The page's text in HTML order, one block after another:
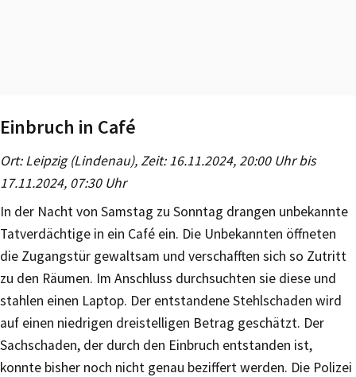
Einbruch in Café
Ort: Leipzig (Lindenau), Zeit: 16.11.2024, 20:00 Uhr bis
17.11.2024, 07:30 Uhr
In der Nacht von Samstag zu Sonntag drangen unbekannte
Tatverdächtige in ein Café ein. Die Unbekannten öffneten
die Zugangstür gewaltsam und verschafften sich so Zutritt
zu den Räumen. Im Anschluss durchsuchten sie diese und
stahlen einen Laptop. Der entstandene Stehlschaden wird
auf einen niedrigen dreistelligen Betrag geschätzt. Der
Sachschaden, der durch den Einbruch entstanden ist,
konnte bisher noch nicht genau beziffert werden. Die Polizei